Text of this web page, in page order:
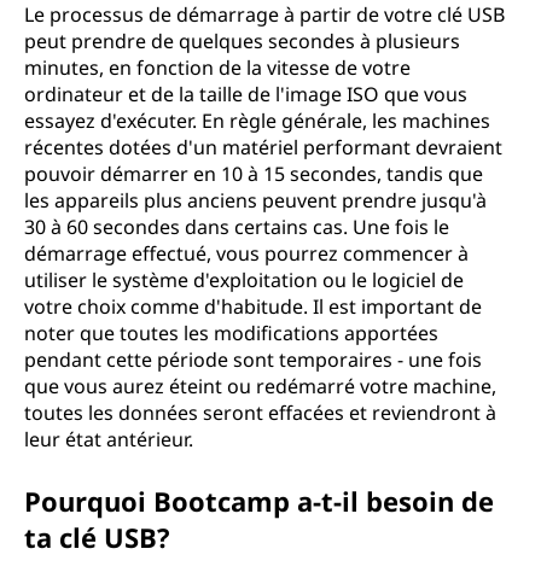
Le processus de démarrage à partir de votre clé USB
peut prendre de quelques secondes à plusieurs
minutes, en fonction de la vitesse de votre
ordinateur et de la taille de l'image ISO que vous
essayez d'exécuter. En règle générale, les machines
récentes dotées d'un matériel performant devraient
pouvoir démarrer en 10 à 15 secondes, tandis que
les appareils plus anciens peuvent prendre jusqu'à
30 à 60 secondes dans certains cas. Une fois le
démarrage effectué, vous pourrez commencer à
utiliser le système d'exploitation ou le logiciel de
votre choix comme d'habitude. Il est important de
noter que toutes les modifications apportées
pendant cette période sont temporaires - une fois
que vous aurez éteint ou redémarré votre machine,
toutes les données seront effacées et reviendront à
leur état antérieur.
Pourquoi Bootcamp a-t-il besoin de
ta clé USB?